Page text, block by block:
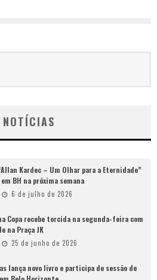
Kardec – Um Olhar para a Eternidade”
BH na próxima semana
6 de julho de 2026
Copa recebe torcida na segunda-feira com
na Praça JK
25 de junho de 2026
lança novo livro e participa de sessão de